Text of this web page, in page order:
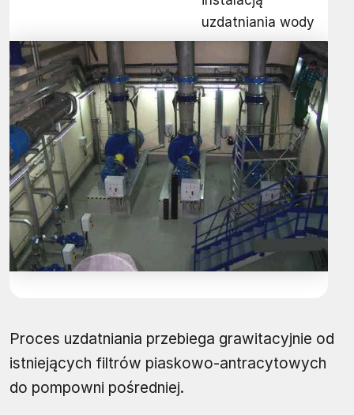
uzdatniania wody
Proces uzdatniania przebiega grawitacyjnie od
istniejących filtrów piaskowo-antracytowych
do pompowni pośredniej.